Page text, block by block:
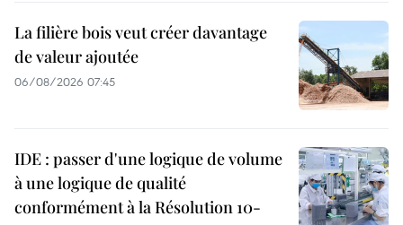
La filière bois veut créer davantage
de valeur ajoutée
06/08/2026 07:45
IDE : passer d'une logique de volume
à une logique de qualité
conformément à la Résolution 10-